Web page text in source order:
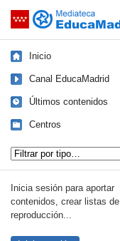
Saltar navegación
Inicio
Canal EducaMadrid
Últimos contenidos
Centros
Inicia sesión para aportar
contenidos, crear listas de
reproducción...